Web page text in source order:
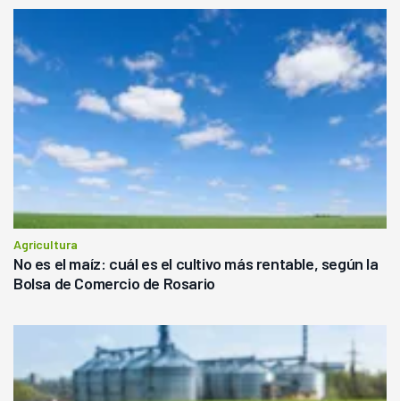
Agricultura
No es el maíz: cuál es el cultivo más rentable, según la
Bolsa de Comercio de Rosario